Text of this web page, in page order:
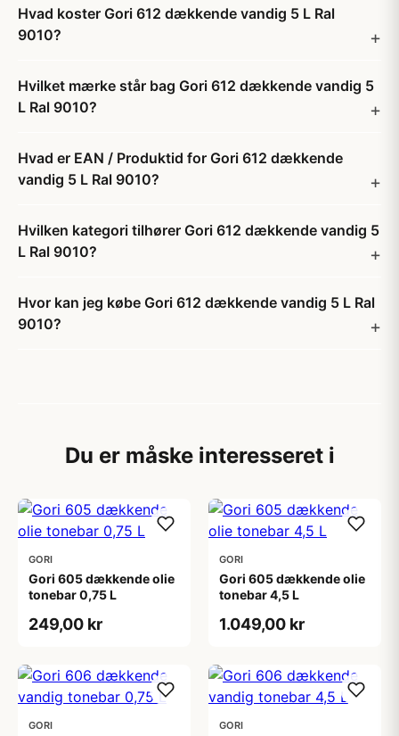
Hvad koster Gori 612 dækkende vandig 5 L Ral
9010?
Hvilket mærke står bag Gori 612 dækkende vandig 5
L Ral 9010?
Hvad er EAN / Produktid for Gori 612 dækkende
vandig 5 L Ral 9010?
Hvilken kategori tilhører Gori 612 dækkende vandig 5
L Ral 9010?
Hvor kan jeg købe Gori 612 dækkende vandig 5 L Ral
9010?
Du er måske interesseret i
GORI
Gori 605 dækkende olie
tonebar 0,75 L
249,00 kr
GORI
Gori 605 dækkende olie
tonebar 4,5 L
1.049,00 kr
GORI GORI